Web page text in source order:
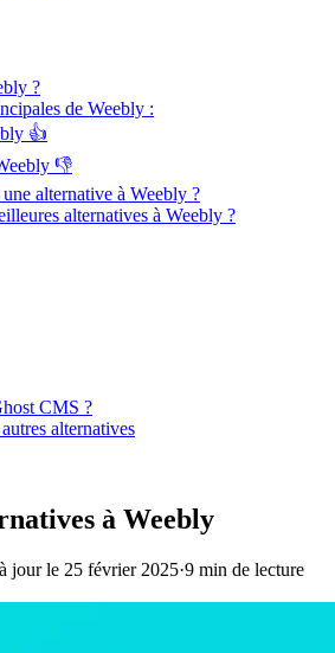
?
de Weebly :
👍
👎
alternative à Weebly ?
alternatives à Weebly ?
CMS ?
alternatives
à Weebly
jour le 25 février 2025·9 min de lecture